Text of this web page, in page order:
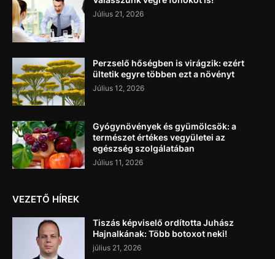
Július 21, 2026
Perzselő hőségben is virágzik: ezért
ültetik egyre többen ezt a növényt
Július 12, 2026
Gyógynövények és gyümölcsök: a
természet értékes vegyületei az
egészség szolgálatában
Július 11, 2026
VEZETŐ HÍREK
Tiszás képviselő ordította Juhász
Hajnalkának: Több botoxot neki!
július 21, 2026